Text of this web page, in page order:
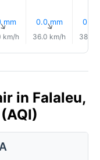
mm
km/h
0.0 mm
↑
36.0 km/h
0.0
38.0
in Falaleu,